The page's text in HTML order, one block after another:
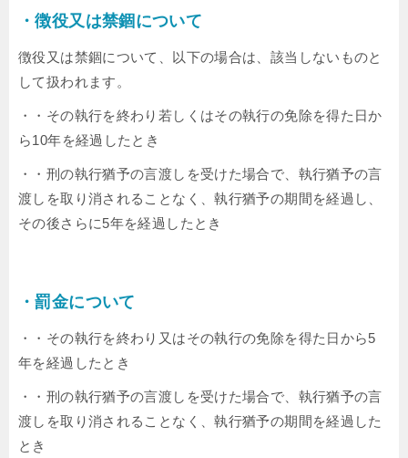
・徴役又は禁錮について
徴役又は禁錮について、以下の場合は、該当しないものと
して扱われます。
・・その執行を終わり若しくはその執行の免除を得た日か
ら10年を経過したとき
・・刑の執行猶予の言渡しを受けた場合で、執行猶予の言
渡しを取り消されることなく、執行猶予の期間を経過し、
その後さらに5年を経過したとき
・罰金について
・・その執行を終わり又はその執行の免除を得た日から5
年を経過したとき
・・刑の執行猶予の言渡しを受けた場合で、執行猶予の言
渡しを取り消されることなく、執行猶予の期間を経過した
とき